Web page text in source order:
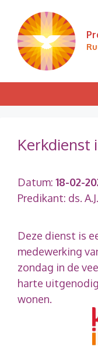
inhoud
Kerkdienst
Datum: 18-02-
Predikant: ds.
Deze dienst is
medewerking
zondag in de
harte
wonen.